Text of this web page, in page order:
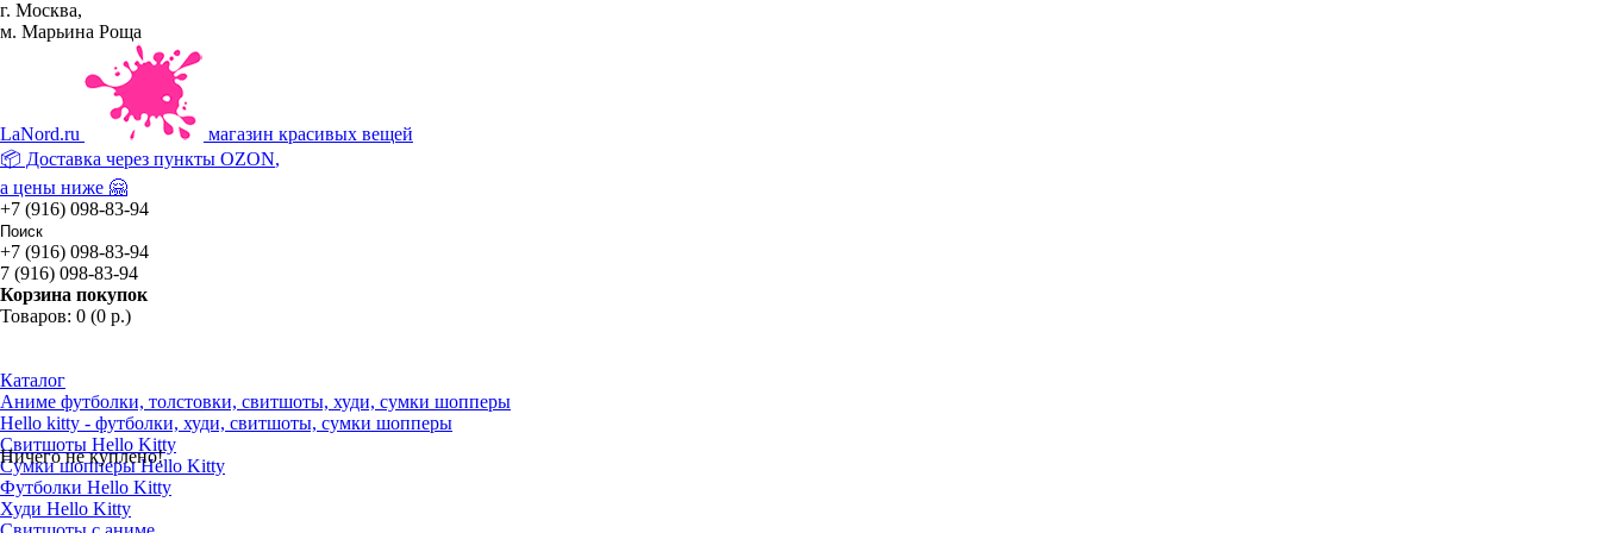
г. Москва,
м. Марьина Роща
LaNord.ru
магазин красивых вещей
📦 Доставка через пункты OZON,
а цены ниже 🤗
+7 (916) 098-83-94
+7 (916) 098-83-94
7 (916) 098-83-94
Корзина покупок
Товаров: 0 (0 р.)
Ничего не куплено!
Каталог
Аниме футболки, толстовки, свитшоты, худи, сумки шопперы
Hello kitty - футболки, худи, свитшоты, сумки шопперы
Свитшоты Hello Kitty
Сумки шопперы Hello Kitty
Футболки Hello Kitty
Худи Hello Kitty